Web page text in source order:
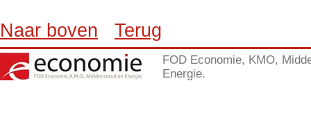
Naar boven Terug
FOD Economie, KMO,
Energie.